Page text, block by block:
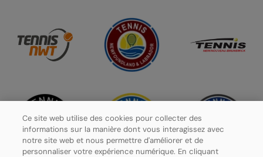
Ce site web utilise des cookies pour collecter des
informations sur la manière dont vous interagissez avec
notre site web et nous permettre d'améliorer et de
personnaliser votre expérience numérique. En cliquant